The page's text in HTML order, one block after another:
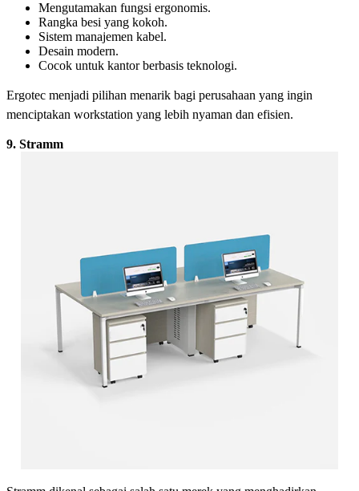
Mengutamakan fungsi ergonomis.
Rangka besi yang kokoh.
Sistem manajemen kabel.
Desain modern.
Cocok untuk kantor berbasis teknologi.
Ergotec menjadi pilihan menarik bagi perusahaan yang ingin
menciptakan workstation yang lebih nyaman dan efisien.
9. Stramm